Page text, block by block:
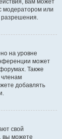
вам может
модератором или
разрешения.
на уровне
может
Также
членам
добавлять
свой
вы можете